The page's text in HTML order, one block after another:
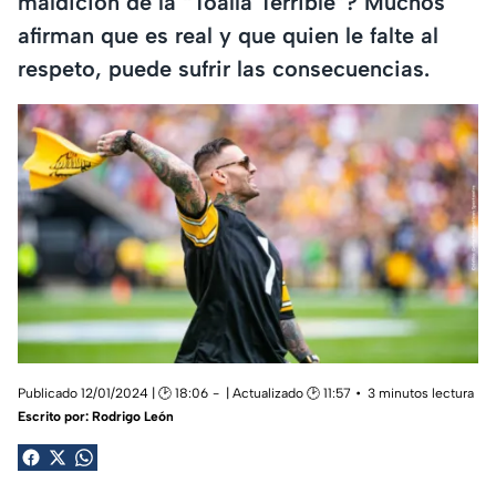
afirman que es real y que quien le falte al
respeto, puede sufrir las consecuencias.
Publicado 12/01/2024 | 🕑 18:06 | Actualizado 🕑 11:57
3 minutos lectura
Escrito por: Rodrigo León